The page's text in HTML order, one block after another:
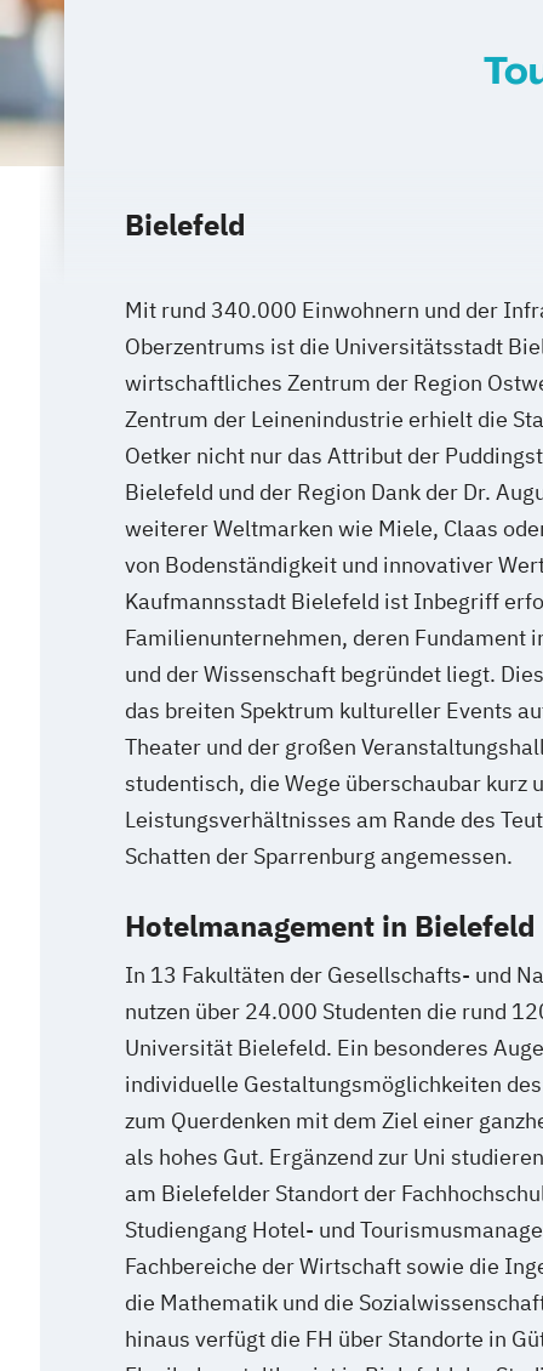
Bielefeld
Mit rund 340.000 Einwohnern und der
Oberzentrums ist die Universitätsstadt
wirtschaftliches Zentrum der Region
Zentrum der Leinenindustrie erhielt die
Oetker nicht nur das Attribut der
Bielefeld und der Region Dank der Dr.
weiterer Weltmarken wie Miele, Claas
von Bodenständigkeit und innovativer
Kaufmannsstadt Bielefeld ist Inbegriff
Familienunternehmen, deren Fundament
und der Wissenschaft begründet liegt.
das breiten Spektrum kultureller Events
Theater und der großen
studentisch, die Wege überschaubar kurz
Leistungsverhältnisses am Rande des
Schatten der Sparrenburg angemessen.
Hotelmanagement in
In 13 Fakultäten der Gesellschafts- und
nutzen über 24.000 Studenten die rund
Universität Bielefeld. Ein besonderes
individuelle Gestaltungsmöglichkeiten
zum Querdenken mit dem Ziel einer
als hohes Gut. Ergänzend zur Uni
am Bielefelder Standort der
Studiengang Hotel- und
Fachbereiche der Wirtschaft sowie die
die Mathematik und die
hinaus verfügt die FH über Standorte in